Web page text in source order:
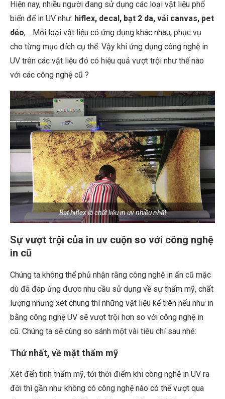
Hiện nay, nhiều người đang sử dụng các loại vật liệu phổ
biến để in UV như: hiflex, decal, bạt 2 da, vải canvas, pet
dẻo,… Mỗi loại vật liệu có ứng dụng khác nhau, phục vụ
cho từng mục đích cụ thể. Vậy khi ứng dụng công nghệ in
UV trên các vật liệu đó có hiệu quả vượt trội như thế nào
với các công nghệ cũ ?
Bạt hiflex là chất liệu in uv nhiều nhất
Sự vượt trội của in uv cuộn so với công nghệ
in cũ
Chúng ta không thể phủ nhận rằng công nghệ in ấn cũ mặc
dù đã đáp ứng được nhu cầu sử dụng về sự thẩm mỹ, chất
lượng nhưng xét chung thì những vật liệu kể trên nếu như in
bằng công nghệ UV sẽ vượt trội hơn so với công nghệ in
cũ. Chúng ta sẽ cùng so sánh một vài tiêu chí sau nhé:
Thứ nhất, về mặt thẩm mỹ
Xét đến tính thẩm mỹ, tới thời điểm khi công nghệ in UV ra
đời thì gần như không có công nghệ nào có thể vượt qua